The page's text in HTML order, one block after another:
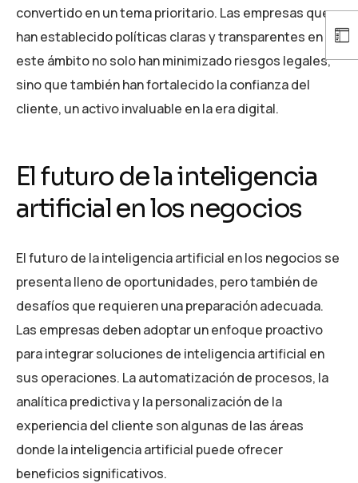
convertido en un tema prioritario. Las empresas que
han establecido políticas claras y transparentes en
este ámbito no solo han minimizado riesgos legales,
sino que también han fortalecido la confianza del
cliente, un activo invaluable en la era digital.
El futuro de la inteligencia
artificial en los negocios
El futuro de la inteligencia artificial en los negocios se
presenta lleno de oportunidades, pero también de
desafíos que requieren una preparación adecuada.
Las empresas deben adoptar un enfoque proactivo
para integrar soluciones de inteligencia artificial en
sus operaciones. La automatización de procesos, la
analítica predictiva y la personalización de la
experiencia del cliente son algunas de las áreas
donde la inteligencia artificial puede ofrecer
beneficios significativos.